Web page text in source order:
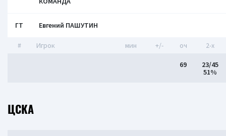
ГТ Евгений ПАШУТИН
# Игрок мин +/- оч 2-x
69
23/45
51%
ЦСКА